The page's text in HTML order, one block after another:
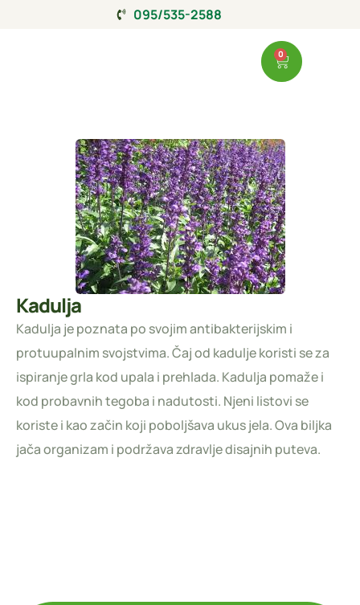
095/535-2588
0
Kadulja
Kadulja je poznata po svojim antibakterijskim i
protuupalnim svojstvima. Čaj od kadulje koristi se za
ispiranje grla kod upala i prehlada. Kadulja pomaže i
kod probavnih tegoba i nadutosti. Njeni listovi se
koriste i kao začin koji poboljšava ukus jela. Ova biljka
jača organizam i podržava zdravlje disajnih puteva.